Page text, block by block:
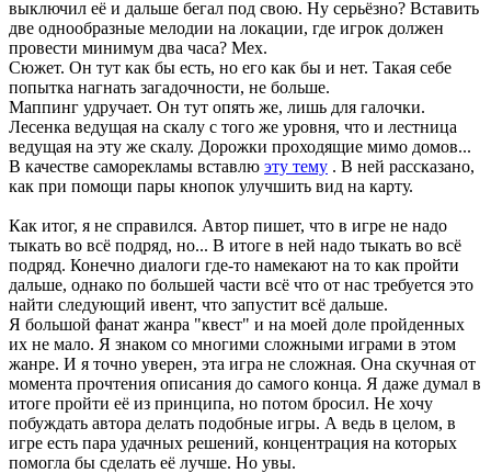
выключил её и дальше бегал под свою. Ну серьёзно? Вставить
две однообразные мелодии на локации, где игрок должен
провести минимум два часа? Мех.
Сюжет. Он тут как бы есть, но его как бы и нет. Такая себе
попытка нагнать загадочности, не больше.
Маппинг удручает. Он тут опять же, лишь для галочки.
Лесенка ведущая на скалу с того же уровня, что и лестница
ведущая на эту же скалу. Дорожки проходящие мимо домов...
В качестве саморекламы вставлю эту тему . В ней рассказано,
как при помощи пары кнопок улучшить вид на карту.
Как итог, я не справился. Автор пишет, что в игре не надо
тыкать во всё подряд, но... В итоге в ней надо тыкать во всё
подряд. Конечно диалоги где-то намекают на то как пройти
дальше, однако по большей части всё что от нас требуется это
найти следующий ивент, что запустит всё дальше.
Я большой фанат жанра "квест" и на моей доле пройденных
их не мало. Я знаком со многими сложными играми в этом
жанре. И я точно уверен, эта игра не сложная. Она скучная от
момента прочтения описания до самого конца. Я даже думал в
итоге пройти её из принципа, но потом бросил. Не хочу
побуждать автора делать подобные игры. А ведь в целом, в
игре есть пара удачных решений, концентрация на которых
помогла бы сделать её лучше. Но увы.